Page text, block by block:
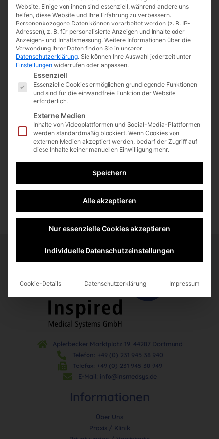
Sie erklären sich damit einverstanden, dass Ihre Daten zur
Bearbeitung Ihres Anliegens verwendet werden. Weitere
Informationen und Widerrufshinweise finden Sie in der
Datenschutzerklärung.
Senden
Aplerbecker Marktplatz 19, 44287 Dortmund
Telefon: +49 (0) 231 945 38 940
Telefax: +49 (0) 231 945 38 949
E-Mail: info@insmedsys.de
Informationen
Über Uns
Praxis / Klinik
Website. Einige von ihnen sind essenziell, während andere uns
helfen, diese Website und Ihre Erfahrung zu verbessern.
Personenbezogene Daten können verarbeitet werden (z. B. IP-
Adressen), z. B. für personalisierte Anzeigen und Inhalte oder
Anzeigen- und Inhaltsmessung. Weitere Informationen über die
Verwendung Ihrer Daten finden Sie in unserer
Datenschutzerklärung. Sie können Ihre Auswahl jederzeit unter
Einstellungen widerrufen oder anpassen.
Es folgt eine Liste der Service-Gruppen, für die eine
Essenziell
Essenzielle Cookies ermöglichen grundlegende Funktionen
und sind für die einwandfreie Funktion der Website
erforderlich.
Externe Medien
Inhalte von Videoplattformen und Social-Media-Plattformen
werden standardmäßig blockiert. Wenn Cookies von
externen Medien akzeptiert werden, bedarf der Zugriff auf
diese Inhalte keiner manuellen Einwilligung mehr.
Speichern
Alle akzeptieren
Nur essenzielle Cookies akzeptieren
Individuelle Datenschutzeinstellungen
Cookie-Details Datenschutzerklärung Impressum